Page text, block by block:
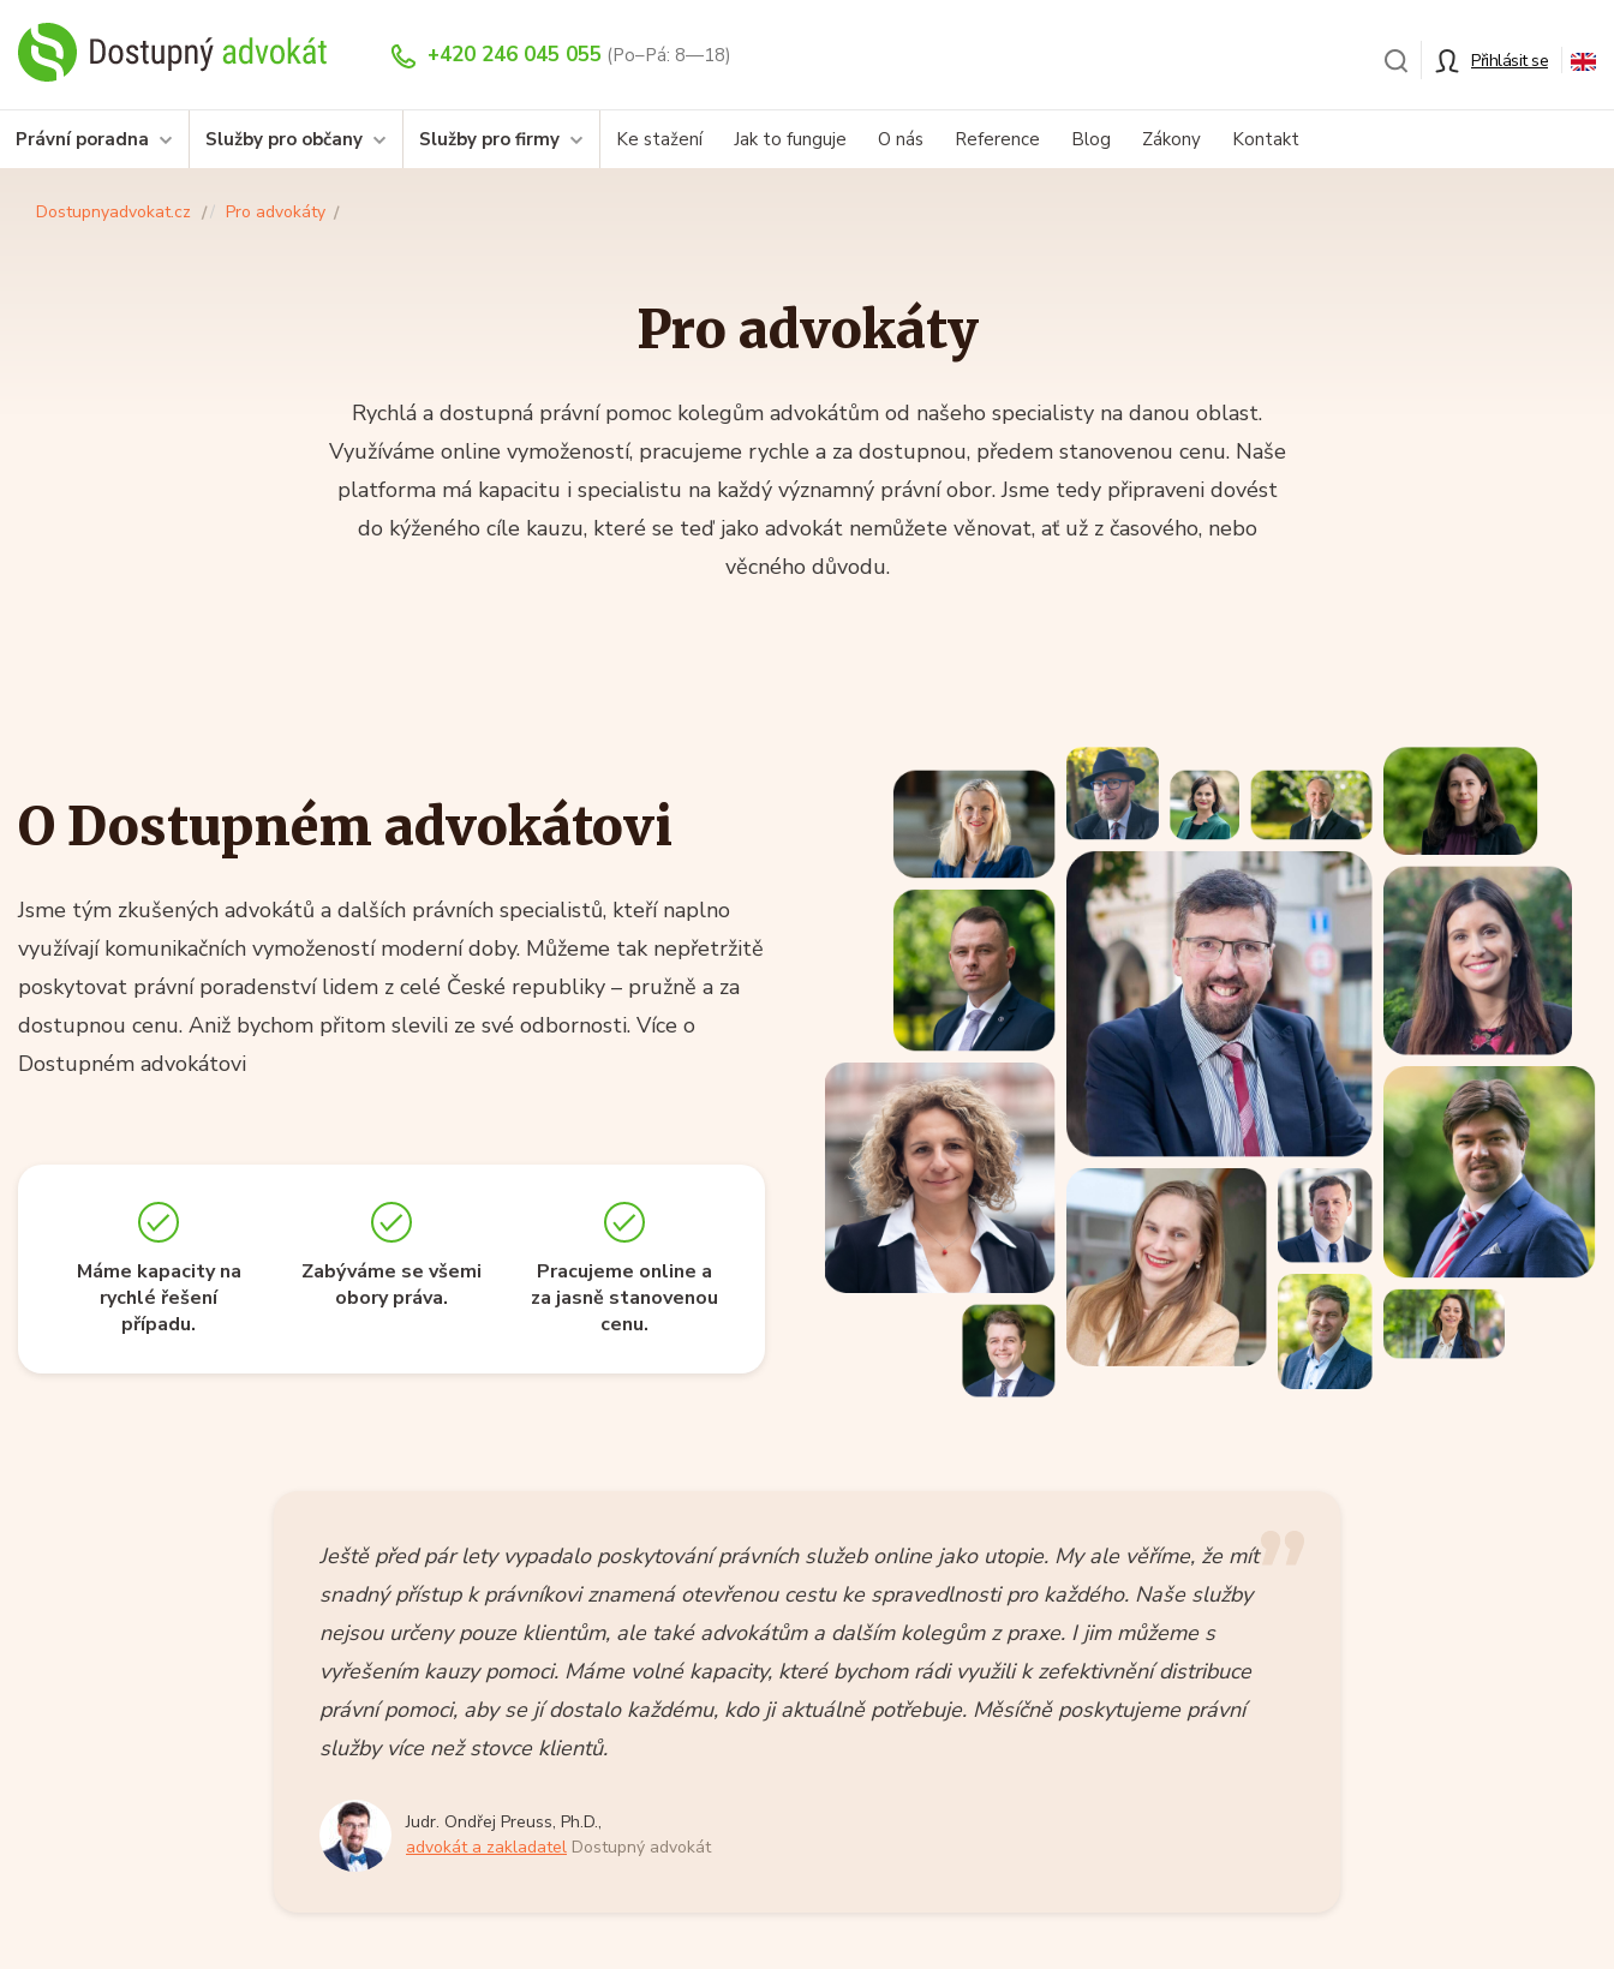
+420 246 045 055 (Po–Pá: 8—18) Přihlásit se
Právní poradna Služby pro občany Služby pro firmy Ke stažení Jak to funguje O nás Reference Blog Zákony Kontakt
Dostupnyadvokat.cz Pro advokáty
Pro advokáty
Rychlá a dostupná právní pomoc kolegům advokátům od našeho specialisty na danou oblast.
Využíváme online vymožeností, pracujeme rychle a za dostupnou, předem stanovenou cenu. Naše
platforma má kapacitu i specialistu na každý významný právní obor. Jsme tedy připraveni dovést
do kýženého cíle kauzu, které se teď jako advokát nemůžete věnovat, ať už z časového, nebo
věcného důvodu.
O Dostupném advokátovi
Jsme tým zkušených advokátů a dalších právních specialistů, kteří naplno
využívají komunikačních vymožeností moderní doby. Můžeme tak nepřetržitě
poskytovat právní poradenství lidem z celé České republiky – pružně a za
dostupnou cenu. Aniž bychom přitom slevili ze své odbornosti. Více o
Dostupném advokátovi
Máme kapacity na
rychlé řešení
případu.
Zabýváme se všemi
obory práva.
Pracujeme online a
za jasně stanovenou
cenu.
Ještě před pár lety vypadalo poskytování právních služeb online jako utopie. My ale věříme, že mít
snadný přístup k právníkovi znamená otevřenou cestu ke spravedlnosti pro každého. Naše služby
nejsou určeny pouze klientům, ale také advokátům a dalším kolegům z praxe. I jim můžeme s
vyřešením kauzy pomoci. Máme volné kapacity, které bychom rádi využili k zefektivnění distribuce
právní pomoci, aby se jí dostalo každému, kdo ji aktuálně potřebuje. Měsíčně poskytujeme právní
služby více než stovce klientů.
Judr. Ondřej Preuss, Ph.D.,
advokát a zakladatel Dostupný advokát